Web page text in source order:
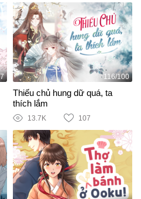
116/100
Thiếu chủ hung dữ quá, ta
thích lắm
13.7K 107